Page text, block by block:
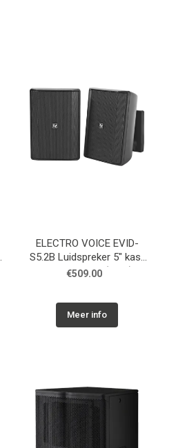
ELECTRO VOICE EVID-
S5.2B Luidspreker 5" kast
8 Ohm zwart, (Paar)
€509.00
Meer info